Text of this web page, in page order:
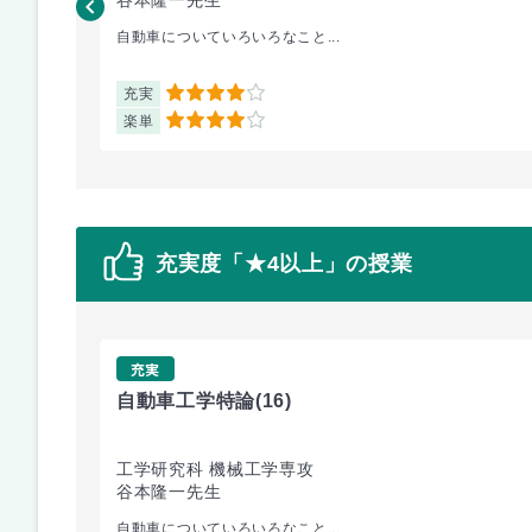
自動車についていろいろなこと...
充実 4
楽単 4
充実度「★4以上」の授業
充実
自動車工学特論(16)
工学研究科 機械工学専攻
谷本隆一先生
自動車についていろいろなこと...